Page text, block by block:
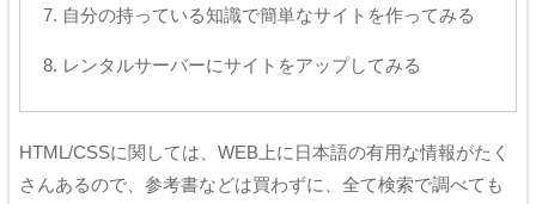
自分の持っている知識で簡単なサイトを作ってみる
レンタルサーバーにサイトをアップしてみる
HTML/CSSに関しては、WEB上に日本語の有用な情報がたく
さんあるので、参考書などは買わずに、全て検索で調べても